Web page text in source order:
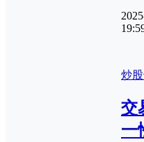
炒
交
一